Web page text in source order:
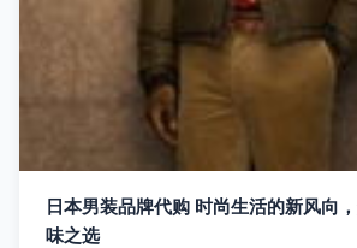
日本男装品牌代购 时尚生活的新风向
味之选